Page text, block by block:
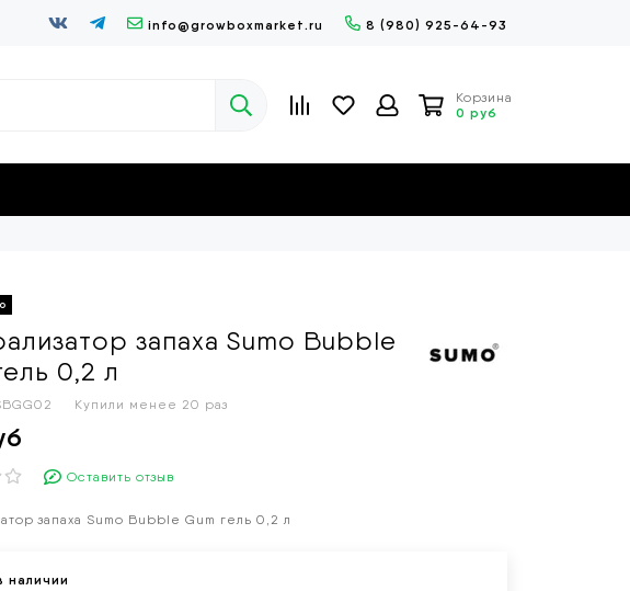
info@growboxmarket.ru 8 (980) 925-64-93
Корзина
0 руб
запаха Sumo Bubble
0,2 л
Купили менее 20 раз
Оставить отзыв
запаха Sumo Bubble Gum гель 0,2 л